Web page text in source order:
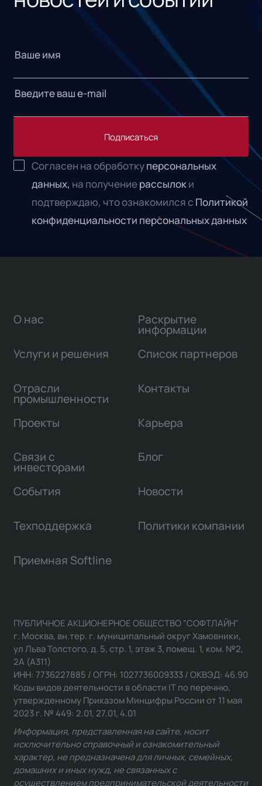
Подписаться
Согласен на обработкуперсональных
данных, на получениерассылоки
подтверждаю, что ознакомился с Политикой
конфиденциальности персональных данных
О нас
Услуги и решения
Отрасли
промышленности
Проекты
Связи с
инвесторами
Раскрытие
информации
Список партнеров
Контакты
Карьера
Блог
События Новости
Техподдержка Политики компании
Приемная Softline
ПУБЛИЧНОЕ АКЦИОНЕРНОЕ ОБЩЕСТВО "СОФТЛАЙН"
г. Москва, вн.тер. г. муниципальный округ Хамовники,
ул Льва Толстого, д. 5, стр. 1, этаж 3, помещ. 1, ком. №2,
2А (А311)
ИНН: 7736227885 / ОГРН: 1027736009333 / ОКВЭД: 46.90
Коды видов деятельности в области IT по перечню,
утвержденному Приказом Минцифры России от 11 мая
2023 г. № 449: 2.01, 27.01, 4.01
Информация, представленная на сайте, носит
исключительно справочный и ознакомительный
характер, не предназначена для личных, семейных,
домашних и иных нужд, не связанных с
осуществлением предпринимательской деятельности